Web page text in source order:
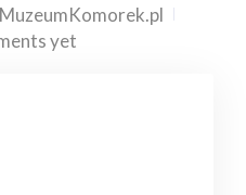
MuzeumKomorek.pl
yet